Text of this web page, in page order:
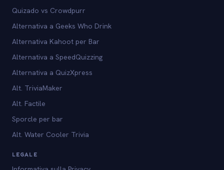
Quizado vs Crowdpurr
Alternativa a Geeks Who Drink
Alternativa Kahoot per Bar
Alternativa a SpeedQuizzing
Alternativa a QuizXpress
Alt. TriviaMaker
Alt. Factile
Sporcle per bar
Alt. Water Cooler Trivia
LEGALE